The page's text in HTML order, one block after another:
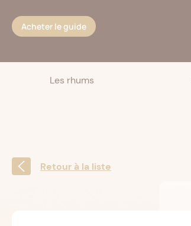
Acheter le guide
Les rhums
Retour à la liste